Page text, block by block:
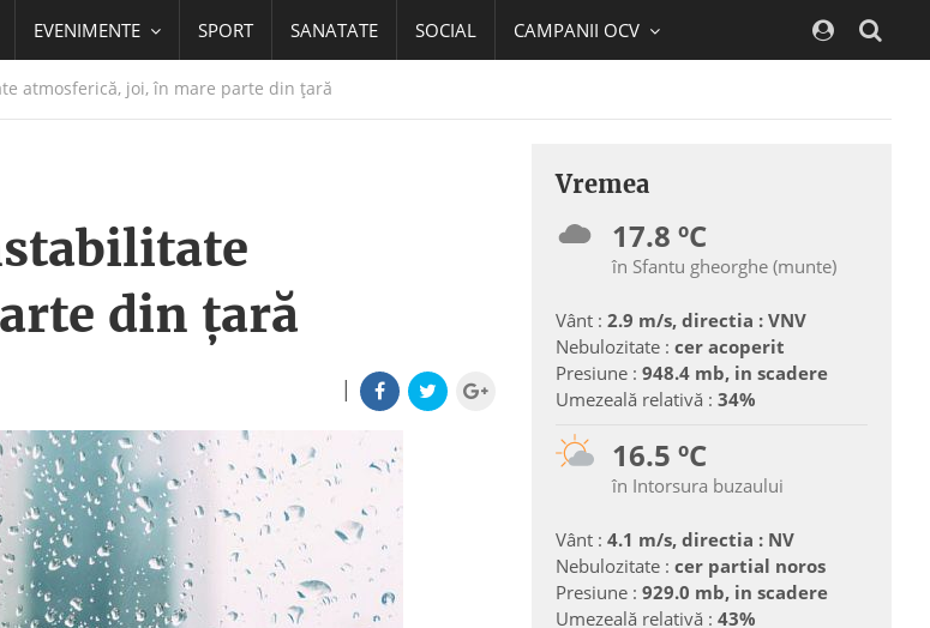
EVENIMENTE SPORT SANATATE SOCIAL CAMPANII OCV
atmosferică, joi, în mare parte din țară
din țară
|
Vremea
17.8 ºC
în Sfantu gheorghe (munte)
Vânt : 2.9 m/s, directia : VNV
Nebulozitate : cer acoperit
Presiune : 948.4 mb, in scadere
Umezeală relativă : 34%
16.5 ºC
în Intorsura buzaului
Vânt : 4.1 m/s, directia : NV
Nebulozitate : cer partial noros
Presiune : 929.0 mb, in scadere
Umezeală relativă : 43%